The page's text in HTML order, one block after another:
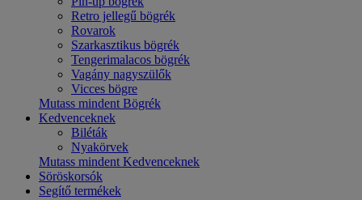
Retro jellegű bögrék
Rovarok
Szarkasztikus bögrék
Tengerimalacos bögrék
Vagány nagyszülők
Vicces bögre
Mutass mindent Bögrék
Kedvenceknek
Biléták
Nyakörvek
Mutass mindent Kedvenceknek
Söröskorsók
Segítő termékek